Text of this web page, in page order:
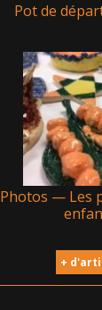
Pot de
Photos — Les
+